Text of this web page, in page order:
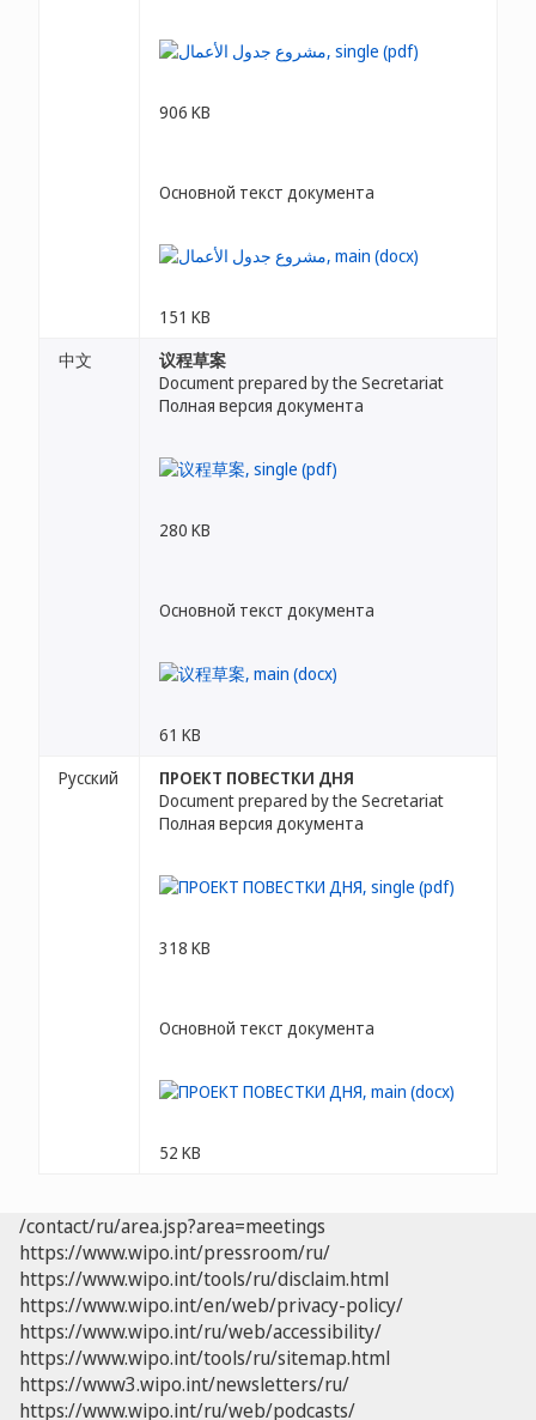
906 KB
Основной текст документа
151 KB
中文
议程草案
Document prepared by the Secretariat
Полная версия документа
280 KB
Основной текст документа
61 KB
Русский
ПРОЕКТ ПОВЕСТКИ ДНЯ
Document prepared by the Secretariat
Полная версия документа
318 KB
Основной текст документа
52 KB
/contact/ru/area.jsp?area=meetings
https://www.wipo.int/pressroom/ru/
https://www.wipo.int/tools/ru/disclaim.html
https://www.wipo.int/en/web/privacy-policy/
https://www.wipo.int/ru/web/accessibility/
https://www.wipo.int/tools/ru/sitemap.html
https://www3.wipo.int/newsletters/ru/
https://www.wipo.int/ru/web/podcasts/